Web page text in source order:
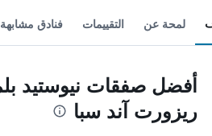
لمحة عن التقييمات فنادق مشابهة
أفضل صفقات نيوستيد
ريزورت آند سبا